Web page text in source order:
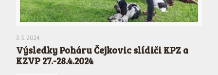
3. 5. 2024
Výsledky Poháru Čejkovic slídiči KPZ a
KZVP 27.-28.4.2024